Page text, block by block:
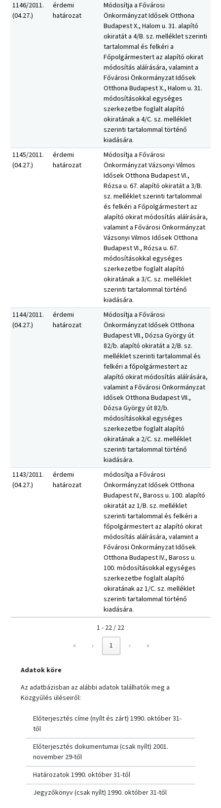
1146/2011.
(04.27.)
érdemi
határozat
Módosítja a Fővárosi
Önkormányzat Idősek Otthona
Budapest X., Halom u. 31. alapító
okiratát a 4/B. sz. melléklet szerinti
tartalommal és felkéri a
Főpolgármestert az alapító okirat
módosítás aláírására, valamint a
Fővárosi Önkormányzat Idősek
Otthona Budapest X., Halom u. 31.
módosításokkal egységes
szerkezetbe foglalt alapító
okiratának a 4/C. sz. melléklet
szerinti tartalommal történő
kiadására.
1145/2011.
(04.27.)
érdemi
határozat
Módosítja a Fővárosi
Önkormányzat Vázsonyi Vilmos
Idősek Otthona Budapest VI.,
Rózsa u. 67. alapító okiratát a 3/B.
sz. melléklet szerinti tartalommal
és felkéri a Főpolgármestert az
alapító okirat módosítás aláírására,
valamint a Fővárosi Önkormányzat
Vázsonyi Vilmos Idősek Otthona
Budapest VI., Rózsa u. 67.
módosításokkal egységes
szerkezetbe foglalt alapító
okiratának a 3/C. sz. melléklet
szerinti tartalommal történő
kiadására.
1144/2011.
(04.27.)
érdemi
határozat
Módosítja a Fővárosi
Önkormányzat Idősek Otthona
Budapest VII., Dózsa György út
82/b. alapító okiratát a 2/B. sz.
melléklet szerinti tartalommal és
felkéri a főpolgármestert az
alapító okirat módosítás aláírására,
valamint a Fővárosi Önkormányzat
Idősek Otthona Budapest VII.,
Dózsa György út 82/b.
módosításokkal egységes
szerkezetbe foglalt alapító
okiratának a 2/C. sz. melléklet
szerinti tartalommal történő
kiadására.
1143/2011.
(04.27.)
érdemi
határozat
módosítja a Fővárosi
Önkormányzat Idősek Otthona
Budapest IV., Baross u. 100. alapító
okiratát az 1/B. sz. melléklet
szerinti tartalommal és felkéri a
főpolgármestert az alapító okirat
módosítás aláírására, valamint a
Fővárosi Önkormányzat Idősek
Otthona Budapest IV., Baross u.
100. módosításokkal egységes
szerkezetbe foglalt alapító
okiratának az 1/C. sz. melléklet
szerinti tartalommal történő
kiadására.
1 - 22 / 22
«
‹ 1 › »
Adatok köre
Az adatbázisban az alábbi adatok találhatók meg a
Közgyűlés üléseiről:
Előterjesztés címe (nyílt és zárt) 1990. október 31-
től
Előterjesztés dokumentumai (csak nyílt) 2001.
november 29-től
Határozatok 1990. október 31-től
Jegyzőkönyv (csak nyílt) 1990. október 31-től